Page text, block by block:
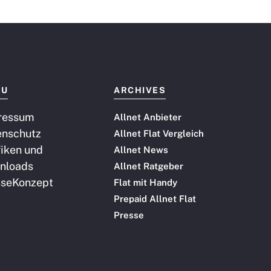
und
Konzept
ARCHIVES
Allnet Anbieter
Allnet Flat Vergleich
Allnet News
Allnet Ratgeber
Flat mit Handy
Prepaid Allnet Flat
Presse